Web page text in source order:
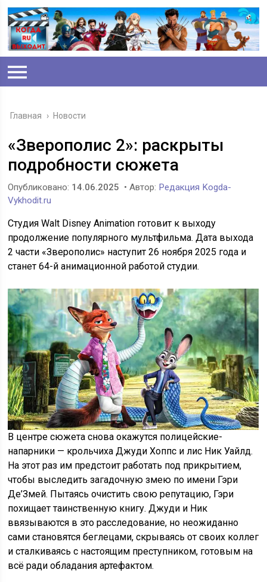
Главная › Новости
«Зверополис 2»: раскрыты
подробности сюжета
Опубликовано: 14.06.2025 • Автор: Редакция Kogda-
Vykhodit.ru
Студия Walt Disney Animation готовит к выходу
продолжение популярного мультфильма. Дата выхода
2 части «Зверополис» наступит 26 ноября 2025 года и
станет 64-й анимационной работой студии.
В центре сюжета снова окажутся полицейские-
напарники — крольчиха Джуди Хоппс и лис Ник Уайлд.
На этот раз им предстоит работать под прикрытием,
чтобы выследить загадочную змею по имени Гэри
Де’Змей. Пытаясь очистить свою репутацию, Гэри
похищает таинственную книгу. Джуди и Ник
ввязываются в это расследование, но неожиданно
сами становятся беглецами, скрываясь от своих коллег
и сталкиваясь с настоящим преступником, готовым на
всё ради обладания артефактом.